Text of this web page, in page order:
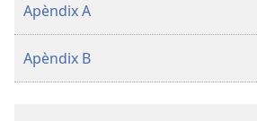
Apèndix A
Apèndix B